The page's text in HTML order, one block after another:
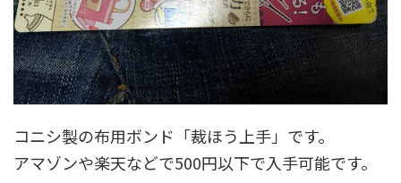
コニシ製の布用ボンド「裁ほう上手」です。
アマゾンや楽天などで500円以下で入手可能です。